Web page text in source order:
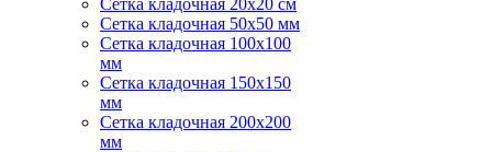
Сетка кладочная 20x20 см
Сетка кладочная 50x50 мм
Сетка кладочная 100x100
мм
Сетка кладочная 150x150
мм
Сетка кладочная 200x200
мм